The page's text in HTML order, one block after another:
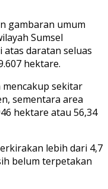
gambaran umum
Sumsel
atas daratan seluas
hektare.
sekitar
sementara area
hektare atau 56,34
lebih dari 4,7
belum terpetakan